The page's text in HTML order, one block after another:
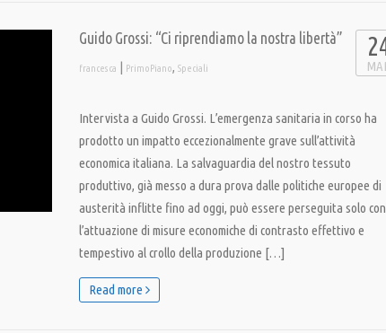
Guido Grossi: “Ci riprendiamo la nostra libertà”
francesca | PrimoPiano, Speciali
Intervista a Guido Grossi. L’emergenza sanitaria in corso ha
prodotto un impatto eccezionalmente grave sull’attività
economica italiana. La salvaguardia del nostro tessuto
produttivo, già messo a dura prova dalle politiche europee di
austerità inflitte fino ad oggi, può essere perseguita solo con
l’attuazione di misure economiche di contrasto effettivo e
tempestivo al crollo della produzione […]
Read more